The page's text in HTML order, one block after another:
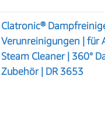
Clatronic®
Verunreinigungen | für
Steam Cleaner | 360°
Zubehör | DR 3653